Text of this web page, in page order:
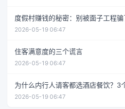
度假村赚钱的秘密：别被面子工程骗
2026-05-19 06:47
住客满意度的三个谎言
2026-05-19 06:47
为什么内行人请客都选酒店餐饮？3
2026-05-19 06:47